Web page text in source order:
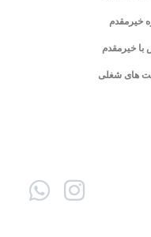
خیرمقدم
با خیرمقدم
های شغلی